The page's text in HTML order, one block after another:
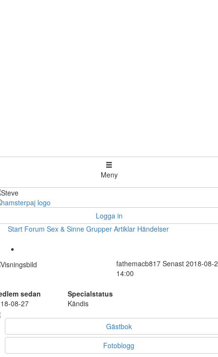
Meny
Logga in
Start Forum Sex & Sinne Grupper Artiklar Händelser
fathemacb817 Senast 2018-08-
14:00
sedan
Specialstatus
08-27
Kändis
Gästbok
Fotoblogg